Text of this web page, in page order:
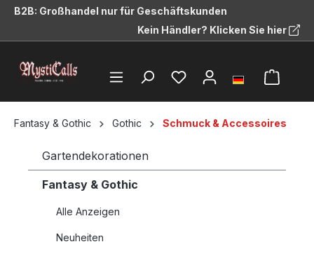
springen
B2B: Großhandel nur für Geschäftskunden
Kein Händler? Klicken Sie hier
Fantasy & Gothic Gothic Schmuck & Accessoires
Gartendekorationen
Fantasy & Gothic
Alle Anzeigen
Neuheiten